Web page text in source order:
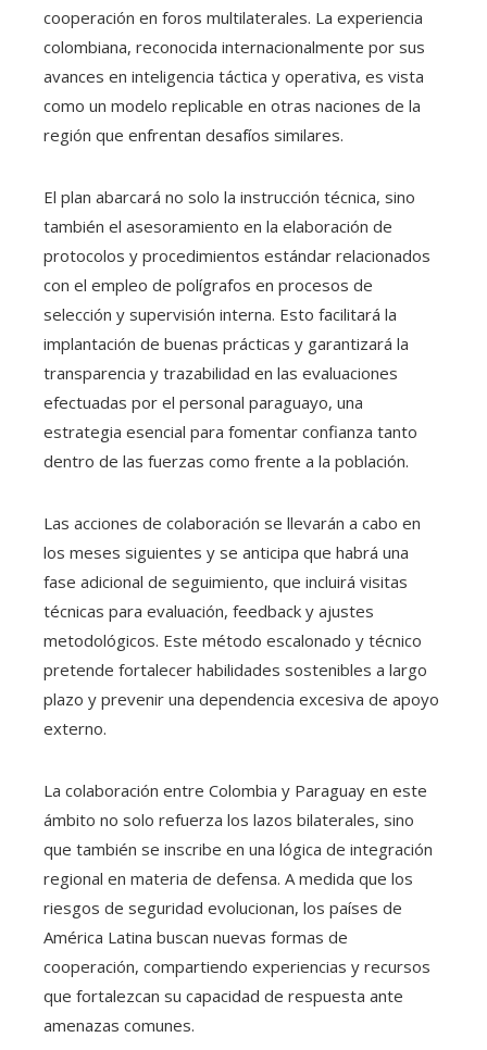
cooperación en foros multilaterales. La experiencia
colombiana, reconocida internacionalmente por sus
avances en inteligencia táctica y operativa, es vista
como un modelo replicable en otras naciones de la
región que enfrentan desafíos similares.
El plan abarcará no solo la instrucción técnica, sino
también el asesoramiento en la elaboración de
protocolos y procedimientos estándar relacionados
con el empleo de polígrafos en procesos de
selección y supervisión interna. Esto facilitará la
implantación de buenas prácticas y garantizará la
transparencia y trazabilidad en las evaluaciones
efectuadas por el personal paraguayo, una
estrategia esencial para fomentar confianza tanto
dentro de las fuerzas como frente a la población.
Las acciones de colaboración se llevarán a cabo en
los meses siguientes y se anticipa que habrá una
fase adicional de seguimiento, que incluirá visitas
técnicas para evaluación, feedback y ajustes
metodológicos. Este método escalonado y técnico
pretende fortalecer habilidades sostenibles a largo
plazo y prevenir una dependencia excesiva de apoyo
externo.
La colaboración entre Colombia y Paraguay en este
ámbito no solo refuerza los lazos bilaterales, sino
que también se inscribe en una lógica de integración
regional en materia de defensa. A medida que los
riesgos de seguridad evolucionan, los países de
América Latina buscan nuevas formas de
cooperación, compartiendo experiencias y recursos
que fortalezcan su capacidad de respuesta ante
amenazas comunes.